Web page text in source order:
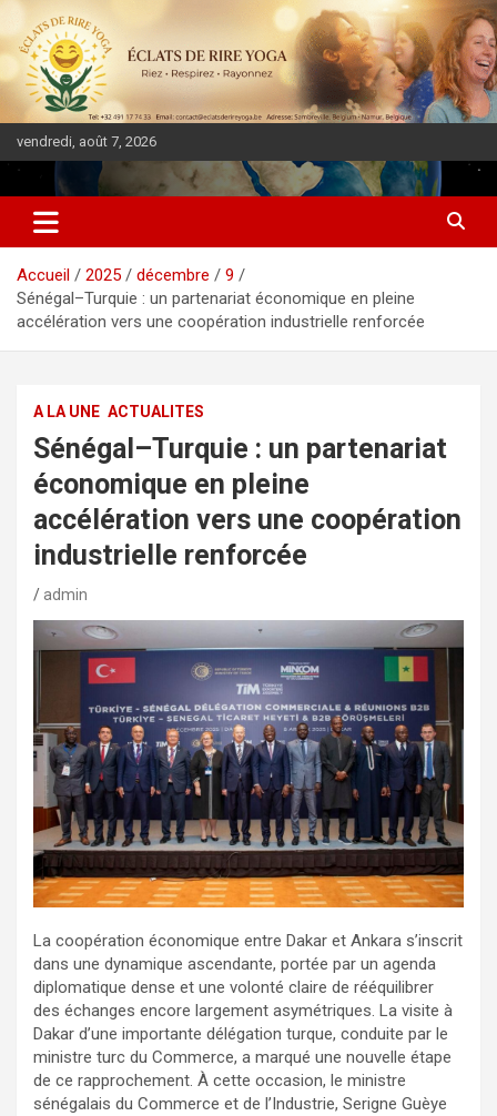
vendredi, août 7, 2026
DIASPORA PULSE
Accueil 2025 décembre
9
Sénégal–Turquie : un partenariat économique en pleine
accélération vers une coopération industrielle renforcée
A LA UNE ACTUALITES
Sénégal–Turquie : un partenariat
économique en pleine
accélération vers une coopération
industrielle renforcée
admin
La coopération économique entre Dakar et Ankara s’inscrit
dans une dynamique ascendante, portée par un agenda
diplomatique dense et une volonté claire de rééquilibrer
des échanges encore largement asymétriques. La visite à
Dakar d’une importante délégation turque, conduite par le
ministre turc du Commerce, a marqué une nouvelle étape
de ce rapprochement. À cette occasion, le ministre
sénégalais du Commerce et de l’Industrie, Serigne Guèye